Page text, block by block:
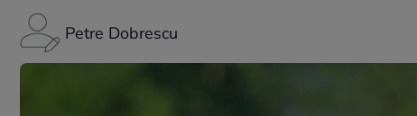
Petre Dobrescu